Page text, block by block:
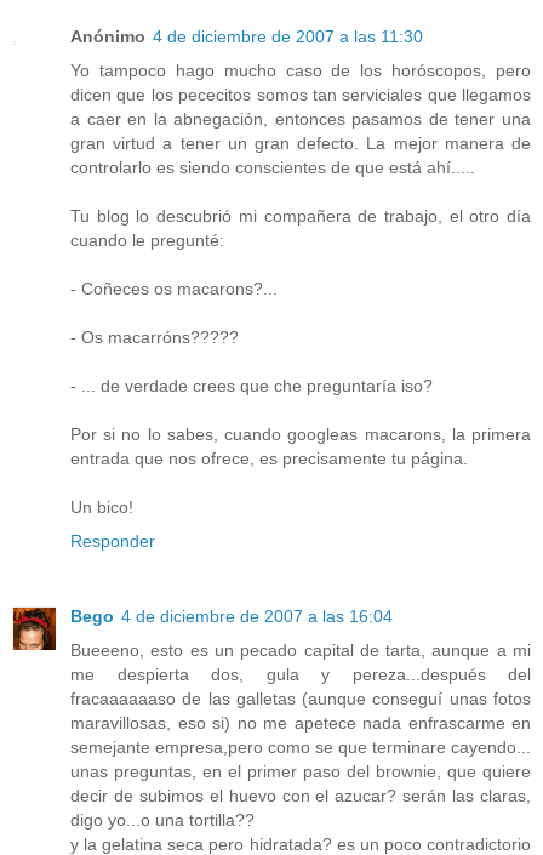
Anónimo 4 de diciembre de 2007 a las 11:30
Yo tampoco hago mucho caso de los horóscopos, pero
dicen que los pececitos somos tan serviciales que llegamos
a caer en la abnegación, entonces pasamos de tener una
gran virtud a tener un gran defecto. La mejor manera de
controlarlo es siendo conscientes de que está ahí.....
Tu blog lo descubrió mi compañera de trabajo, el otro día
cuando le pregunté:
- Coñeces os macarons?...
- Os macarróns?????
- ... de verdade crees que che preguntaría iso?
Por si no lo sabes, cuando googleas macarons, la primera
entrada que nos ofrece, es precisamente tu página.
Un bico!
Responder
Bego 4 de diciembre de 2007 a las 16:04
Bueeeno, esto es un pecado capital de tarta, aunque a mi
me despierta dos, gula y pereza...después del
fracaaaaaaso de las galletas (aunque conseguí unas fotos
maravillosas, eso si) no me apetece nada enfrascarme en
semejante empresa,pero como se que terminare cayendo...
unas preguntas, en el primer paso del brownie, que quiere
decir de subimos el huevo con el azucar? serán las claras,
digo yo...o una tortilla??
y la gelatina seca pero hidratada? es un poco contradictorio